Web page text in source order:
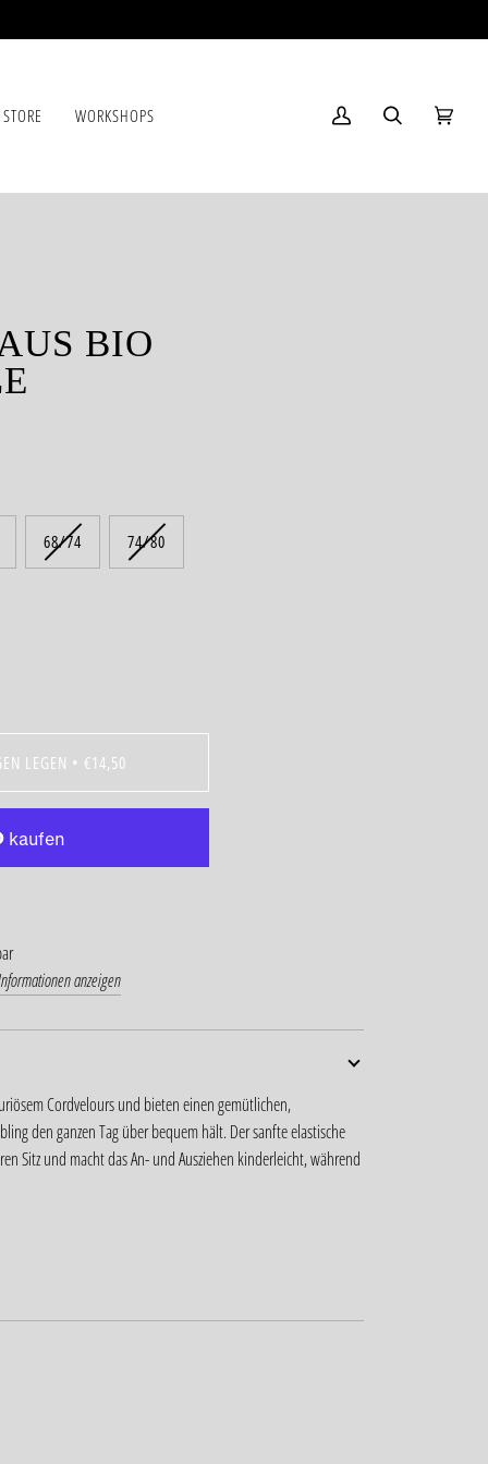
WORKSHOPS
Mein
Suchen
BIO
68/74 74/80
LEGEN • €14,50
anzeigen
Cordvelours und bieten einen gemütlichen,
den ganzen Tag über bequem hält. Der sanfte elastische
Sitz und macht das An- und Ausziehen kinderleicht, während